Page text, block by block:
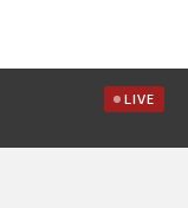
LIVE